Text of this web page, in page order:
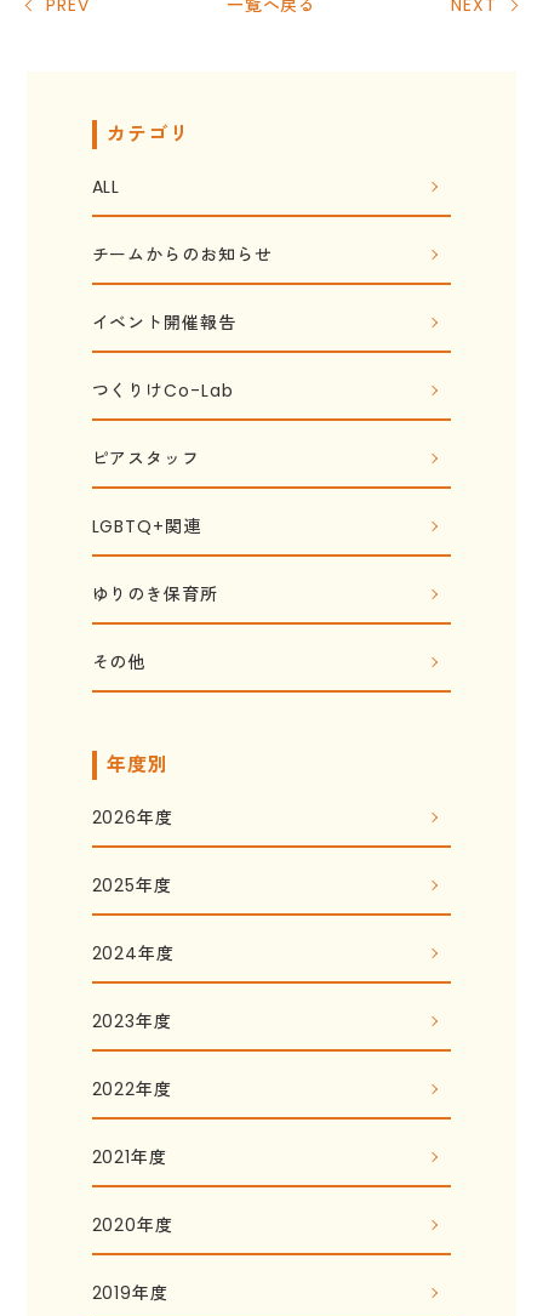
カテゴリ
ALL
チームからのお知らせ
イベント開催報告
つくりけCo-Lab
ピアスタッフ
LGBTQ+関連
ゆりのき保育所
その他
年度別
2026年度
2025年度
2024年度
2023年度
2022年度
2021年度
2020年度
2019年度